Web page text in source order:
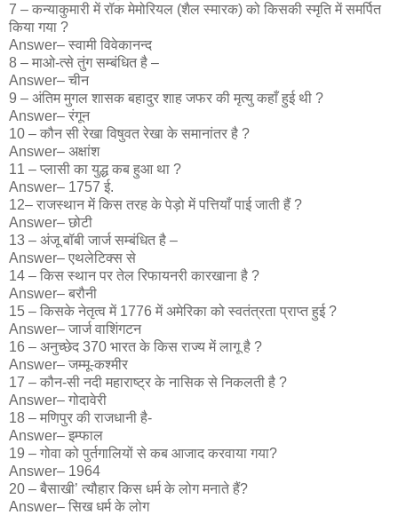
7 – कन्याकुमारी में रॉक मेमोरियल (शैल स्मारक) को किसकी स्मृति में समर्पित
किया गया ?
Answer– स्वामी विवेकानन्द
8 – माओ-त्से तुंग सम्बंधित है –
Answer– चीन
9 – अंतिम मुगल शासक बहादुर शाह जफर की मृत्यु कहाँ हुई थी ?
Answer– रंगून
10 – कौन सी रेखा विषुवत रेखा के समानांतर है ?
Answer– अक्षांश
11 – प्लासी का युद्ध कब हुआ था ?
Answer– 1757 ई.
12– राजस्थान में किस तरह के पेड़ो में पत्तियाँ पाई जाती हैं ?
Answer– छोटी
13 – अंजू बॉबी जार्ज सम्बंधित है –
Answer– एथलेटिक्स से
14 – किस स्थान पर तेल रिफायनरी कारखाना है ?
Answer– बरौनी
15 – किसके नेतृत्व में 1776 में अमेरिका को स्वतंत्रता प्राप्त हुई ?
Answer– जार्ज वाशिंगटन
16 – अनुच्छेद 370 भारत के किस राज्य में लागू है ?
Answer– जम्मू-कश्मीर
17 – कौन-सी नदी महाराष्ट्र के नासिक से निकलती है ?
Answer– गोदावेरी
18 – मणिपुर की राजधानी है-
Answer– इम्फाल
19 – गोवा को पुर्तगालियों से कब आजाद करवाया गया?
Answer– 1964
20 – बैसाखी’ त्यौहार किस धर्म के लोग मनाते हैं?
Answer– सिख धर्म के लोग